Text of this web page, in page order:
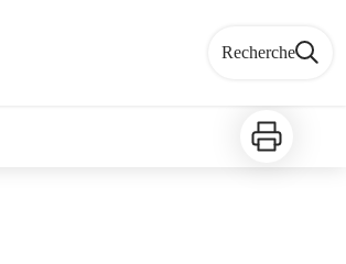
Recherche
Imprimer